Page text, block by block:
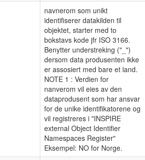
navnerom som unikt
identifiserer datakilden til
objektet, starter med to
bokstavs kode jfr ISO 3166.
Benytter understreking ("_")
dersom data produsenten ikke
er assosiert med bare et land.
NOTE 1 : Verdien for
nanverom vil eies av den
dataprodusent som har ansvar
for de unike identifikatorene og
vil registreres i "INSPIRE
external Object Identifier
Namespaces Register"
Eksempel: NO for Norge.